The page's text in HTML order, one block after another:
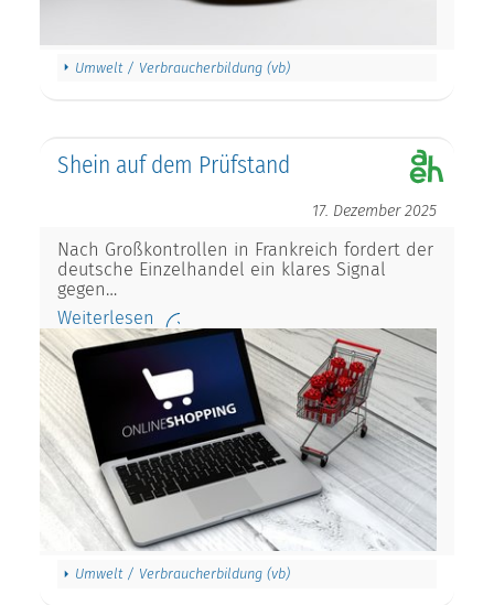
Umwelt / Verbraucherbildung (vb)
Shein auf dem Prüfstand
17. Dezember 2025
Nach Großkontrollen in Frankreich fordert der
deutsche Einzelhandel ein klares Signal
gegen…
Weiterlesen
Umwelt / Verbraucherbildung (vb)